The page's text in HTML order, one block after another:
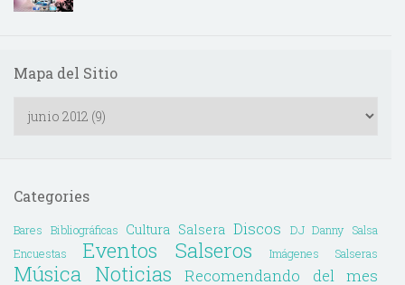
Mapa del Sitio
Categories
Bares Bibliográficas Cultura Salsera Discos
DJ Danny Salsa
Encuestas
Eventos Salseros Imágenes Salseras
Música Noticias Recomendando del mes